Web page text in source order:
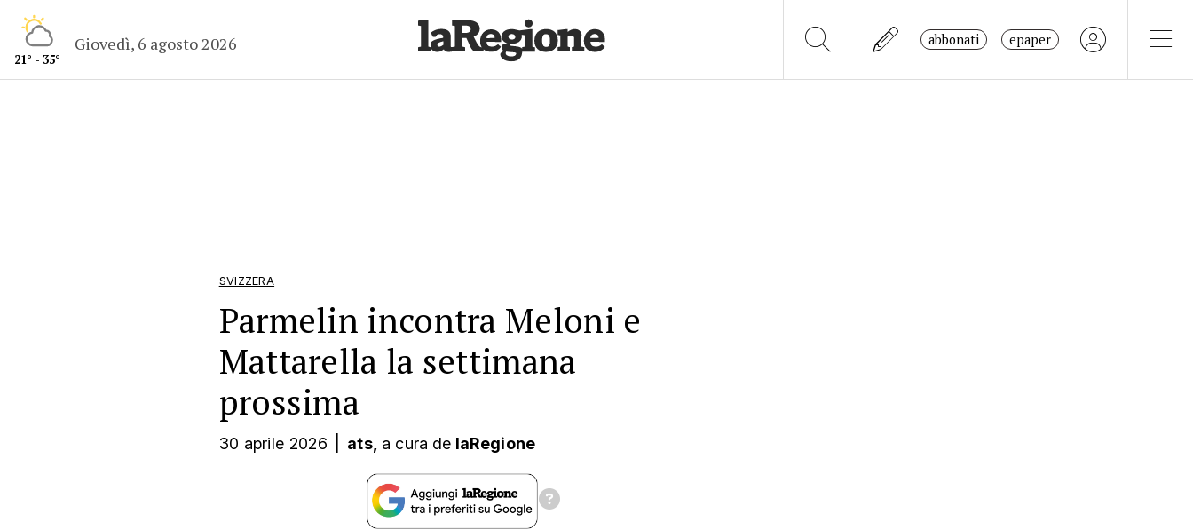
21° - 35°
Giovedì, 6 agosto 2026 abbonati epaper
SVIZZERA
Parmelin incontra Meloni e
Mattarella la settimana
prossima
30 aprile 2026 ats, a cura de laRegione